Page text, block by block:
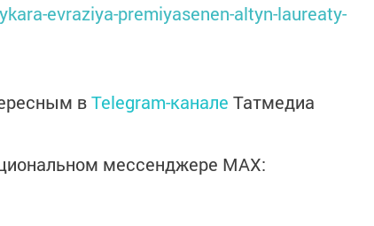
evraziya-premiyasenen-altyn-laureaty-
вTelegram-канале Татмедиа
мессенджере MАХ: